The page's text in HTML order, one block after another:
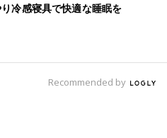
っぱいです。いよいよ来年は娘
してどう乗りきるのか？！不安
験ができるのか、今から楽しみ
。
ひよONLINE編集部
り冷感寝具で快適な睡眠を
Recommended by